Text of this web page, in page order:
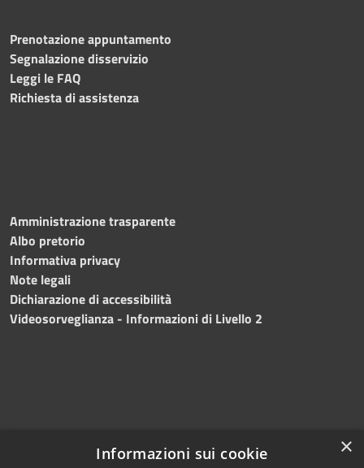
Prenotazione appuntamento
Segnalazione disservizio
Leggi le FAQ
Richiesta di assistenza
Amministrazione trasparente
Albo pretorio
Informativa privacy
Note legali
Dichiarazione di accessibilità
Videosorveglianza - Informazioni di Livello 2
×
Informazioni sui cookie